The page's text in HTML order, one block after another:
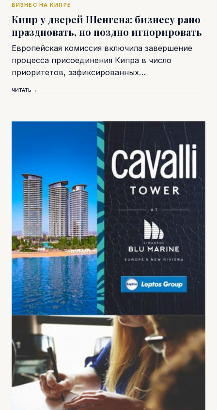
БИЗНЕС НА КИПРЕ
Кипр у дверей Шенгена: бизнесу рано
праздновать, но поздно игнорировать
Европейская комиссия включила завершение
процесса присоединения Кипра в число
приоритетов, зафиксированных…
ЧИТАТЬ →